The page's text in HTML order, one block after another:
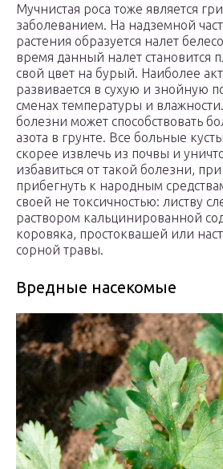
Мучнистая роса тоже является
заболеванием. На надземной
растения образуется налет
время данный налет становится
свой цвет на бурый. Наиболее
развивается в сухую и знойную
сменах температуры и
болезни может способствовать
азота в грунте. Все больные
скорее извлечь из почвы и
избавиться от такой болезни,
прибегнуть к народным
своей не токсичностью: листву
раствором кальцинированной
коровяка, простоквашей или
сорной травы.
Вредные насекомые